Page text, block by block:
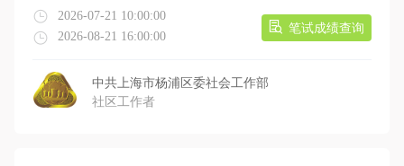
2026-07-21 10:00:00
2026-08-21 16:00:00
笔试成绩查询
中共上海市杨浦区委社会工作部
社区工作者